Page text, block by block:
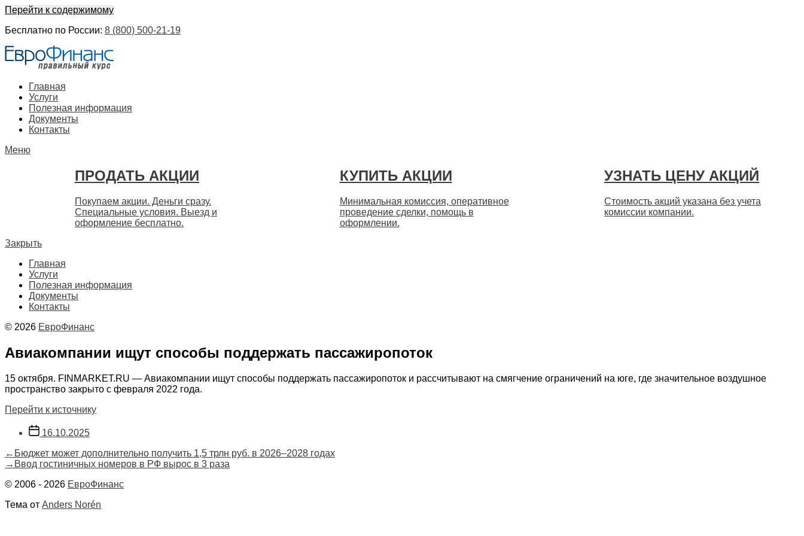
Перейти к содержимому
Бесплатно по России: 8 (800) 500-21-19
ЕвроФинанс
Главная
Услуги
Полезная информация
Документы
Контакты
Меню
ПРОДАТЬ АКЦИИ
Покупаем акции. Деньги сразу.
Специальные условия. Выезд и
оформление бесплатно.
КУПИТЬ АКЦИИ
Минимальная комиссия, оперативное
проведение сделки, помощь в
оформлении.
УЗНАТЬ ЦЕНУ АКЦИЙ
Стоимость акций указана без учета
комиссии компании.
Закрыть
Главная
Услуги
Полезная информация
Документы
Контакты
© 2026 ЕвроФинанс
Авиакомпании ищут способы поддержать пассажиропоток
15 октября. FINMARKET.RU — Авиакомпании ищут способы поддержать пассажиропоток и рассчитывают на смягчение ограничений на юге, где значительное воздушное
пространство закрыто с февраля 2022 года.
Перейти к источнику
Дата
записи
16.10.2025
Навигация
по
записям
← Предыдущая
запись:
Бюджет может дополнительно получить 1,5 трлн руб. в 2026–2028 годах
→ Следующая
Ввод гостиничных номеров в РФ вырос в 3 раза
© 2006 - 2026 ЕвроФинанс
Тема от Anders Norén